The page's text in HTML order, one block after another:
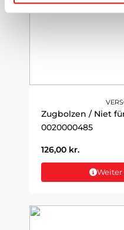
Zugbolzen / Niet
0020000485
126,00 kr.